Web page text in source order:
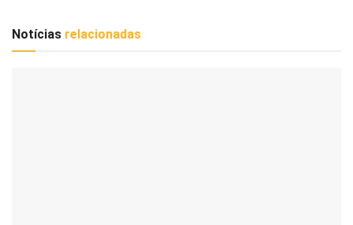
Notícias relacionadas